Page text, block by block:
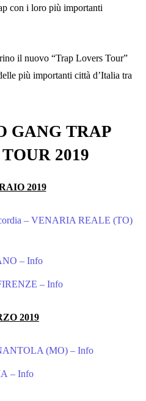
con i loro più importanti
il nuovo “Trap Lovers Tour”
più importanti città d’Italia tra
GANG TRAP
2019
2019
– VENARIA REALE (TO)
– Info
– Info
2019
(MO) – Info
– Info